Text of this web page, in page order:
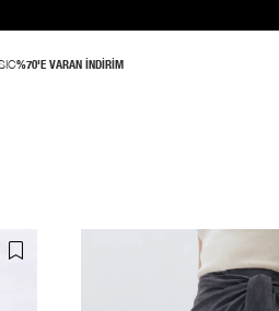
%70'E VARAN İNDİRİM